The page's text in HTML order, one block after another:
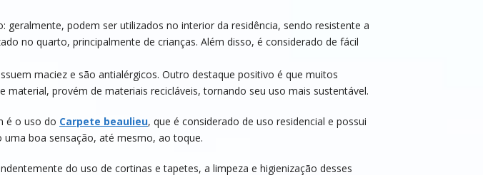
geralmente, podem ser utilizados no interior da residência, sendo resistente a
no quarto, principalmente de crianças. Além disso, é considerado de fácil
maciez e são antialérgicos. Outro destaque positivo é que muitos
material, provém de materiais recicláveis, tornando seu uso mais sustentável.
é o uso do Carpete beaulieu, que é considerado de uso residencial e possui
boa sensação, até mesmo, ao toque.
do uso de cortinas e tapetes, a limpeza e higienização desses